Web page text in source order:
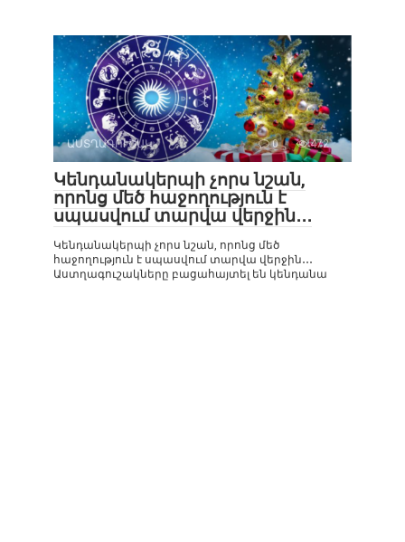
ԱՍՏՂԱԳՈՒՇԱԿ 0 472
Կենդանակերպի չորս նշան,
որոնց մեծ հաջողություն է
սպասվում տարվա վերջին․․․
Կենդանակերպի չորս նշան, որոնց մեծ
հաջողություն է սպասվում տարվա վերջին․․․
Աստղագուշակները բացահայտել են կենդանա